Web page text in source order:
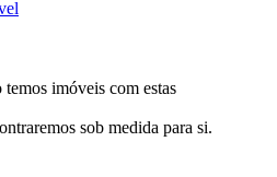
imóveis com estas
sob medida para si.